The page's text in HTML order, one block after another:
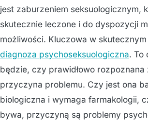
jest zaburzeniem seksuologicznym,
skutecznie leczone i do dyspozycji
możliwości. Kluczowa w
diagnoza psychoseksuologiczna. To
będzie, czy prawidłowo rozpoznana
przyczyna problemu. Czy jest ona
biologiczna i wymaga farmakologii,
bywa, przyczyną są problemy